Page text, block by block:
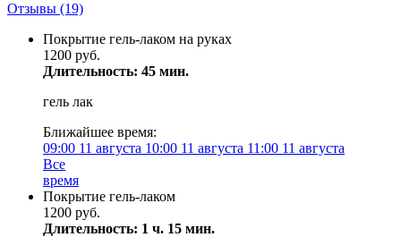
Отзывы (19)
Покрытие гель-лаком на руках
1200 руб.
Длительность: 45 мин.
гель лак
Ближайшее время:
09:00 11 августа 10:00 11 августа 11:00 11 августа
Все
время
Покрытие гель-лаком
1200 руб.
Длительность: 1 ч. 15 мин.